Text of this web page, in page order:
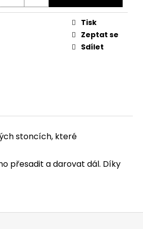
Tisk
Zeptat se
Sdílet
stoncích, které
přesadit a darovat dál. Díky